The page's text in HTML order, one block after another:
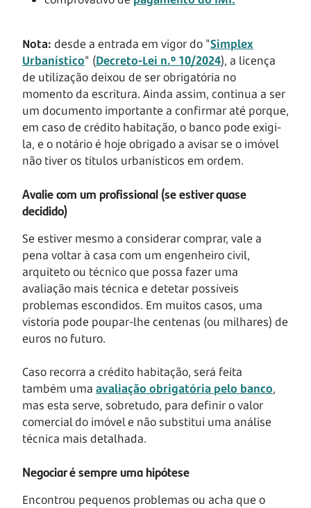
Nota: desde a entrada em vigor do "Simplex
Urbanístico" (Decreto-Lei n.º 10/2024), a licença
de utilização deixou de ser obrigatória no
momento da escritura. Ainda assim, continua a ser
um documento importante a confirmar até porque,
em caso de crédito habitação, o banco pode exigi-
la, e o notário é hoje obrigado a avisar se o imóvel
não tiver os títulos urbanísticos em ordem.
Avalie com um profissional (se estiver quase
decidido)
Se estiver mesmo a considerar comprar, vale a
pena voltar à casa com um engenheiro civil,
arquiteto ou técnico que possa fazer uma
avaliação mais técnica e detetar possíveis
problemas escondidos. Em muitos casos, uma
vistoria pode poupar-lhe centenas (ou milhares) de
euros no futuro.
Caso recorra a crédito habitação, será feita
também uma avaliação obrigatória pelo banco,
mas esta serve, sobretudo, para definir o valor
comercial do imóvel e não substitui uma análise
técnica mais detalhada.
Negociar é sempre uma hipótese
Encontrou pequenos problemas ou acha que o